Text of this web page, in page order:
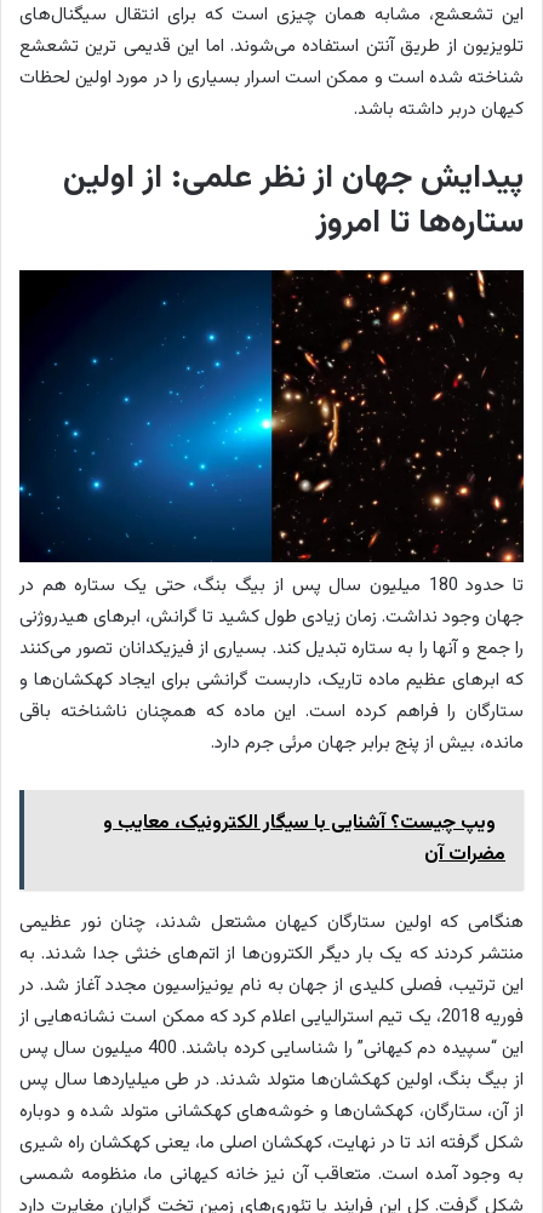
این تشعشع، مشابه همان چیزی است که برای انتقال سیگنال‌های
تلویزیون از طریق آنتن استفاده می‌شوند. اما این قدیمی ترین تشعشع
شناخته شده است و ممکن است اسرار بسیاری را در مورد اولین لحظات
کیهان دربر داشته باشد.
پیدایش جهان از نظر علمی: از اولین
ستاره‌ها تا امروز
تا حدود 180 میلیون سال پس از بیگ بنگ، حتی یک ستاره هم در
جهان وجود نداشت. زمان زیادی طول کشید تا گرانش، ابرهای هیدروژنی
را جمع و آنها را به ستاره تبدیل کند. بسیاری از فیزیکدانان تصور می‌کنند
که ابرهای عظیم ماده تاریک، داربست گرانشی برای ایجاد کهکشان‌ها و
ستارگان را فراهم کرده است. این ماده که همچنان ناشناخته باقی
مانده، بیش از پنج برابر جهان مرئی جرم دارد.
ویپ چیست؟ آشنایی با سیگار الکترونیک، معایب و
مضرات آن
هنگامی که اولین ستارگان کیهان مشتعل شدند، چنان نور عظیمی
منتشر کردند که یک بار دیگر الکترون‌ها از اتم‌های خنثی جدا شدند. به
این ترتیب، فصلی کلیدی از جهان به نام یونیزاسیون مجدد آغاز شد. در
فوریه 2018، یک تیم استرالیایی اعلام کرد که ممکن است نشانه‌هایی از
این “سپیده دم کیهانی” را شناسایی کرده باشند. 400 میلیون سال پس
از بیگ بنگ، اولین کهکشان‌ها متولد شدند. در طی میلیاردها سال پس
از آن، ستارگان، کهکشان‌ها و خوشه‌های کهکشانی متولد شده و دوباره
شکل گرفته اند تا در نهایت، کهکشان اصلی ما، یعنی کهکشان راه شیری
به وجود آمده است. متعاقب آن نیز خانه کیهانی ما، منظومه شمسی
شکل گرفت. کل این فرایند با تئوری‌های زمین تخت گرایان مغایرت دارد